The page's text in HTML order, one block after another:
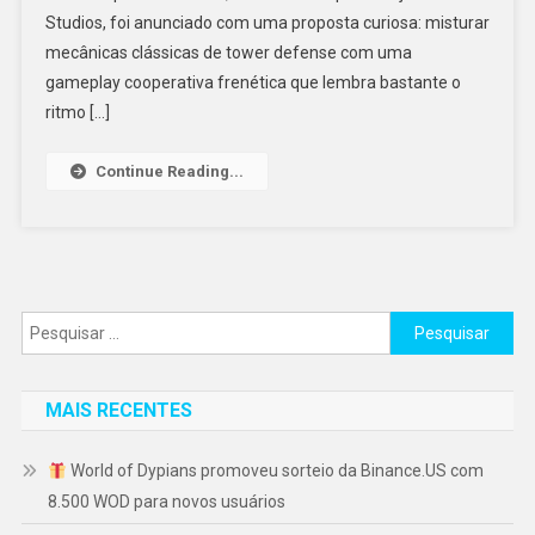
Studios, foi anunciado com uma proposta curiosa: misturar
mecânicas clássicas de tower defense com uma
gameplay cooperativa frenética que lembra bastante o
ritmo […]
Continue Reading...
Pesquisar
por:
MAIS RECENTES
World of Dypians promoveu sorteio da Binance.US com
8.500 WOD para novos usuários